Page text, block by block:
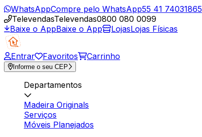
WhatsAppCompre pelo WhatsApp55 41 74031865
TelevendasTelevendas0800 080 0099
Baixe o AppBaixe o App LojasLojas Físicas
Entrar Favoritos Carrinho
Informe o seu CEP
Departamentos
Madeira Originals
Serviços
Móveis Planejados